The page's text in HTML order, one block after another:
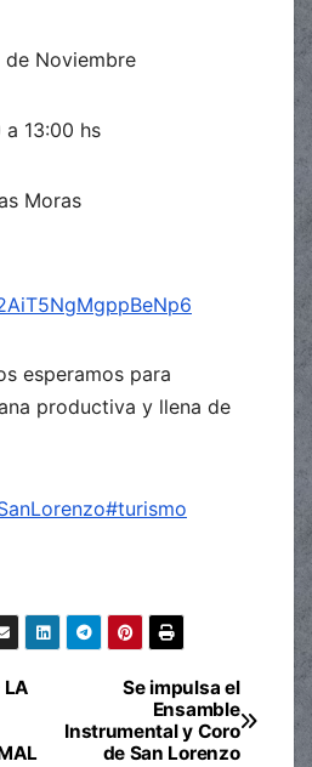
de Noviembre
13:00 hs
Moras
esperamos para
productiva y llena de
#turismo
Se impulsa el
Ensamble
Instrumental y Coro
de San Lorenzo
LA